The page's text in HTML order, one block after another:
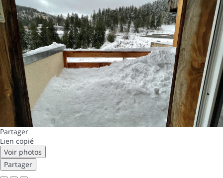
Partager
Lien copié
Voir photos
Partager